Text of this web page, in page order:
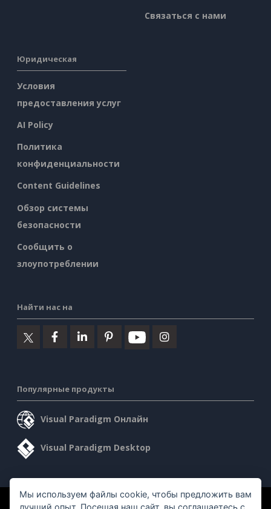
Связаться с нами
Юридическая
Условия
предоставления услуг
AI Policy
Политика
конфиденциальности
Content Guidelines
Обзор системы
безопасности
Сообщить о
злоупотреблении
Найти нас на
Популярные продукты
Visual Paradigm Онлайн
Visual Paradigm Desktop
©2026 by Visual Paradigm. Все права защищены.
Мы используем файлы cookie, чтобы предложить вам